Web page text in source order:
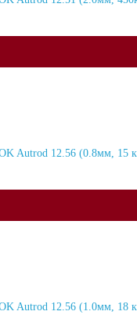
Autrod 12.56 (0.8мм, 15
Autrod 12.56 (1.0мм, 18